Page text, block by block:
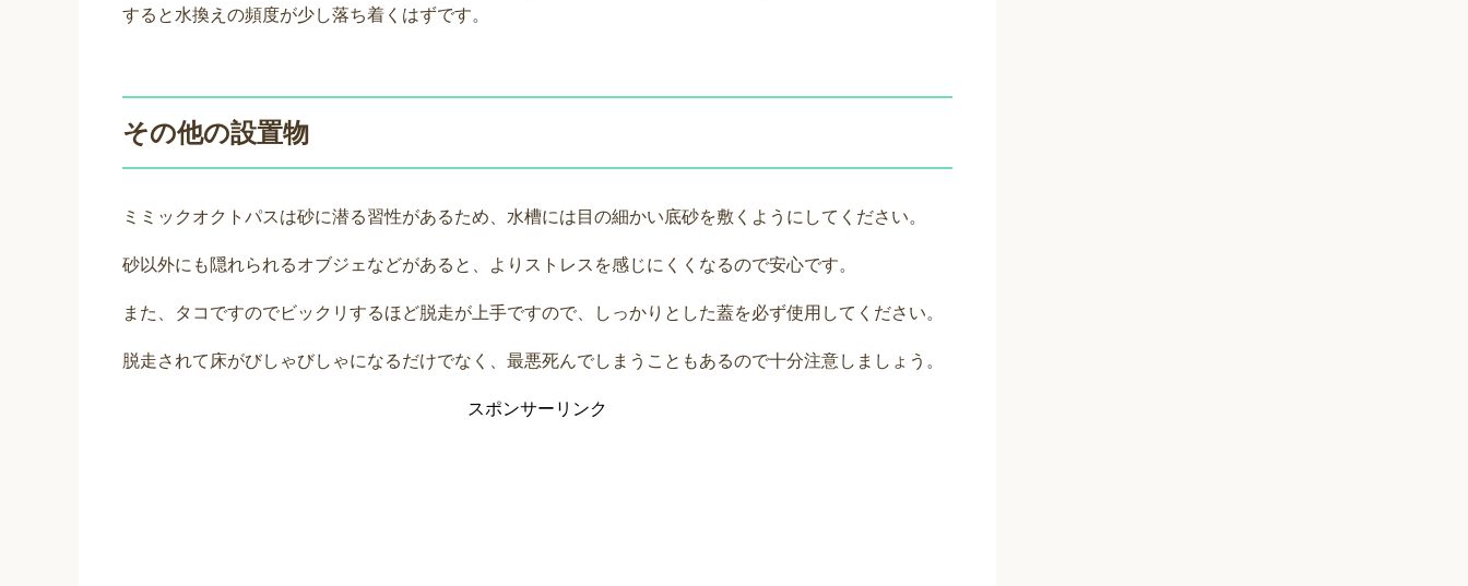
すると水換えの頻度が少し落ち着くはずです。
その他の設置物
ミミックオクトパスは砂に潜る習性があるため、水槽には目の細かい底砂を敷くようにしてください。
砂以外にも隠れられるオブジェなどがあると、よりストレスを感じにくくなるので安心です。
また、タコですのでビックリするほど脱走が上手ですので、しっかりとした蓋を必ず使用してください。
脱走されて床がびしゃびしゃになるだけでなく、最悪死んでしまうこともあるので十分注意しましょう。
スポンサーリンク